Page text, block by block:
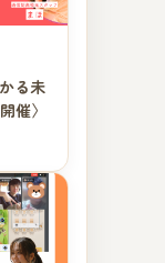
る未
催〉